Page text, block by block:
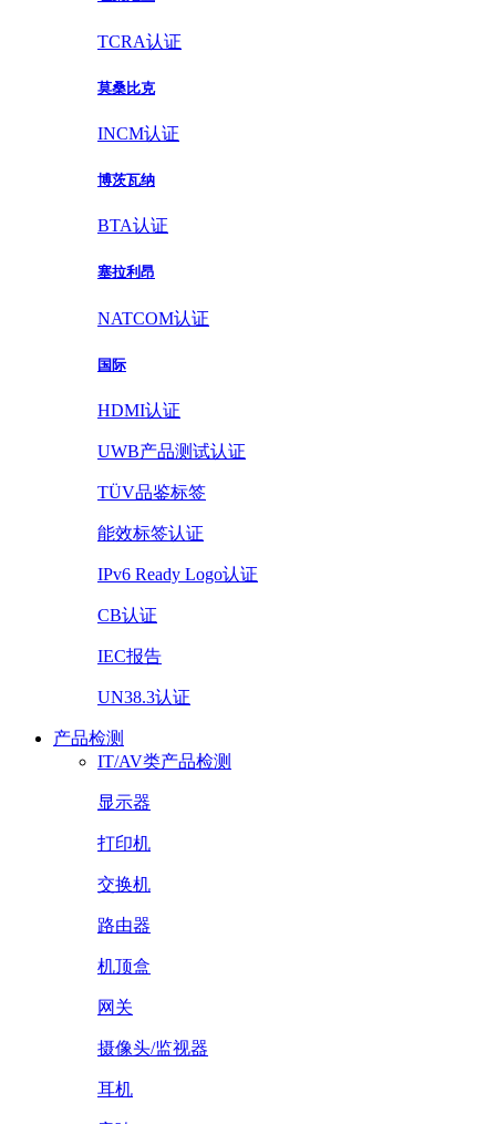
TCRA认证
莫桑比克
INCM认证
博茨瓦纳
BTA认证
塞拉利昂
NATCOM认证
国际
HDMI认证
UWB产品测试认证
TÜV品鉴标签
能效标签认证
IPv6 Ready Logo认证
CB认证
IEC报告
UN38.3认证
产品检测
IT/AV类产品检测
显示器
打印机
交换机
路由器
机顶盒
网关
摄像头/监视器
耳机